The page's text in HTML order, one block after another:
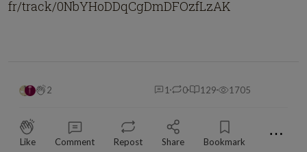
fr/track/0NbYHoDDqCgDmDFOzfLzAK
2 1 0 129 1705
Like Comment Repost Share Bookmark ⋯